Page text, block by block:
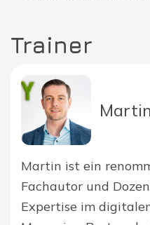
Trainer
Martin ist ein
Fachautor und
Expertise im